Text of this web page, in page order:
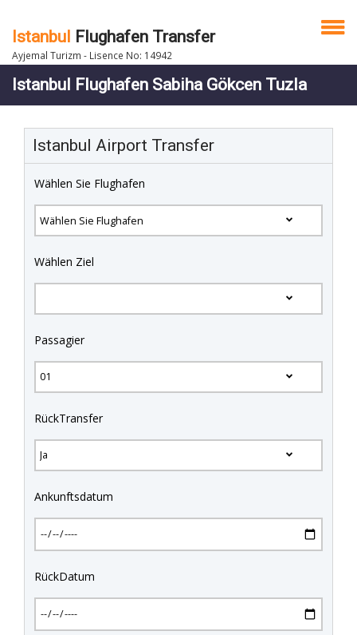
Istanbul Flughafen Transfer
Ayjemal Turizm - Lisence No: 14942
Istanbul Flughafen Sabiha Gökcen Tuzla
Istanbul Airport Transfer
Wählen Sie Flughafen
Wählen Ziel
Passagier
RückTransfer
Ankunftsdatum
RückDatum